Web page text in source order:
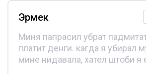
Эрмек
Миня папрасил убрат
платит денги. кагда я убирал
мине нидавала, хател штоби я